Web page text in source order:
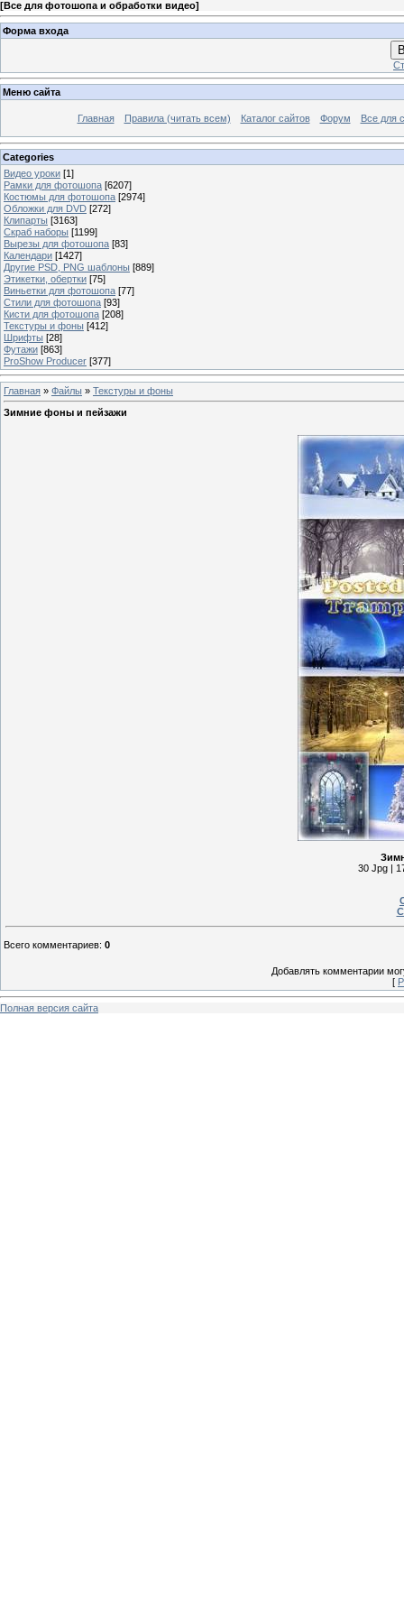
[Все для фотошопа и обработки видео]
Форма входа
Меню сайта
Главная Правила (читать всем) Каталог сайтов Форум Все для
Categories
Видео уроки [1]
Рамки для фотошопа [6207]
Костюмы для фотошопа [2974]
Обложки для DVD [272]
Клипарты [3163]
Скраб наборы [1199]
Вырезы для фотошопа [83]
Календари [1427]
Другие PSD, PNG шаблоны [889]
Этикетки, обертки [75]
Виньетки для фотошопа [77]
Стили для фотошопа [93]
Кисти для фотошопа [208]
Текстуры и фоны [412]
Шрифты [28]
Футажи [863]
ProShow Producer [377]
Главная » Файлы » Текстуры и фоны
Зимние фоны и пейзажи
30 Jpg |
Всего комментариев: 0
Добавлять комментарии
[
Полная версия сайта